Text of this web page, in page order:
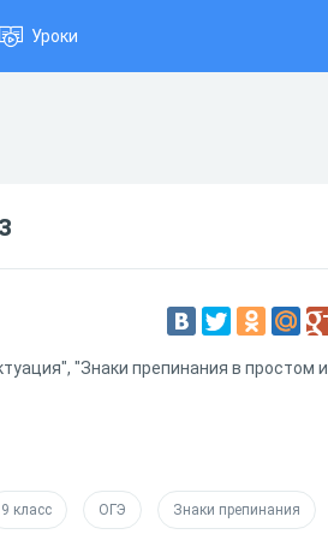
Уроки
"Знаки препинания в простом и
9 класс ОГЭ Знаки препинания